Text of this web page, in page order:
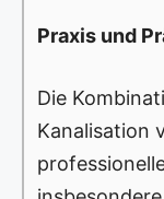
Praxis und
Die
Kanalisation